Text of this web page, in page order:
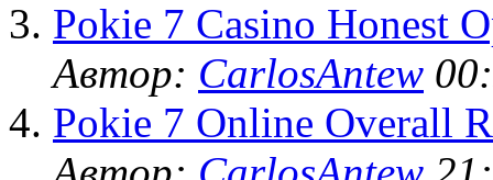
Pokie 7 Casino Honest
Автор: CarlosAntew
Pokie 7 Online Overall